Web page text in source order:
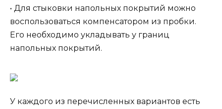
• Для стыковки напольных покрытий можно
воспользоваться компенсатором из пробки.
Его необходимо укладывать у границ
напольных покрытий.
У каждого из перечисленных вариантов есть